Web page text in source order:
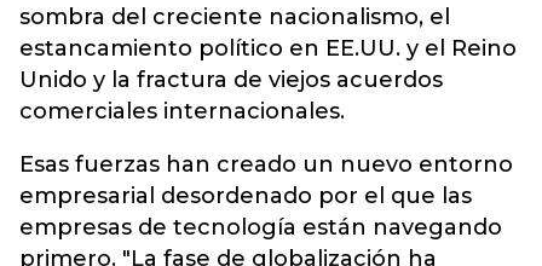
sombra del creciente nacionalismo, el
estancamiento político en EE.UU. y el Reino
Unido y la fractura de viejos acuerdos
comerciales internacionales.
Esas fuerzas han creado un nuevo entorno
empresarial desordenado por el que las
empresas de tecnología están navegando
primero. "La fase de globalización ha